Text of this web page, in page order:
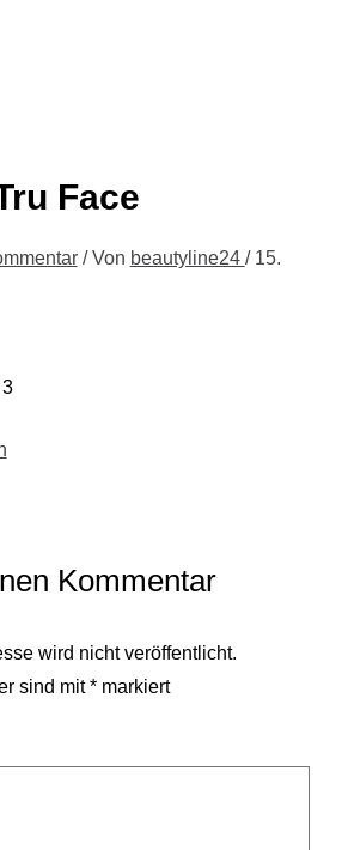
Face
/ Von beautyline24 / 15.
Kommentar
wird nicht veröffentlicht.
sind mit*markiert